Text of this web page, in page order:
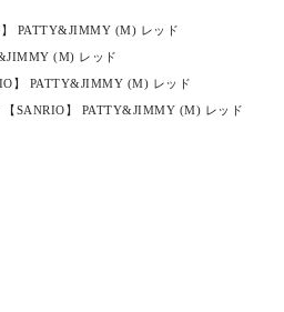
PATTY&JIMMY (M) レッド
(M) レッド
】 PATTY&JIMMY (M) レッド
【SANRIO】 PATTY&JIMMY (M) レッド